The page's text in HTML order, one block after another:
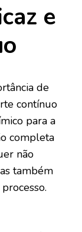
e
de
contínuo
para a
completa
não
também